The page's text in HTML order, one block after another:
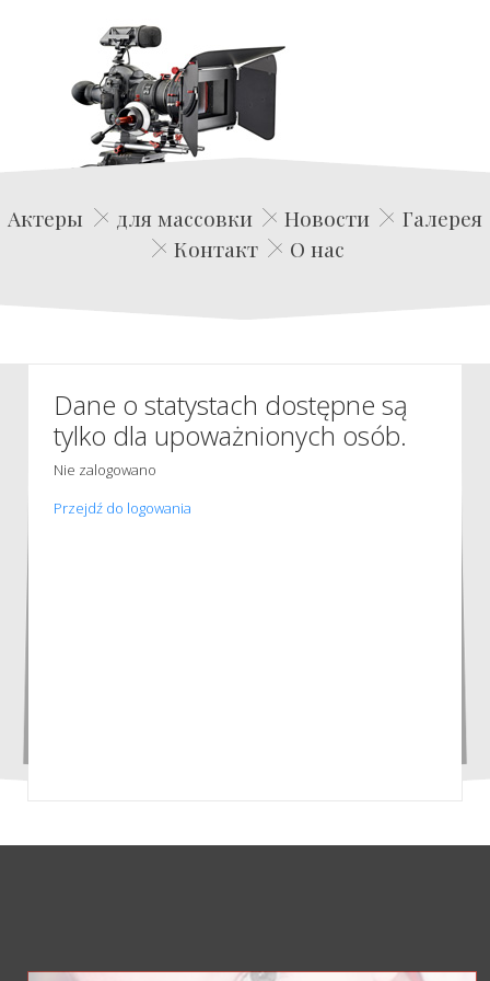
Edwin Film Agencja Aktorska
Актеры для массовки Новости
Галерея
Контакт
О нас
Dane o statystach dostępne są
tylko dla upoważnionych osób.
Nie zalogowano
Przejdź do logowania